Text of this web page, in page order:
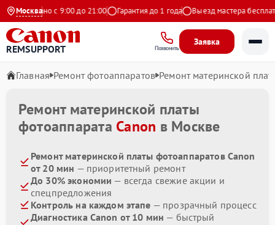
Москва
Ежедневно с 9:00 до 21:00 Гарантия до 1 года Выезд мастера бесплатно
REMSUPPORT Позвонить
Заявка
Главная Ремонт фотоаппаратов Ремонт материнской
Ремонт материнской платы
фотоаппарата Canon в Москве
Ремонт материнской платы фотоаппаратов Canon
от 20 мин — приоритетный ремонт
До 30% экономии — всегда свежие акции и
спецпредложения
Контроль на каждом этапе — прозрачный процесс
Диагностика Canon от 10 мин — быстрый